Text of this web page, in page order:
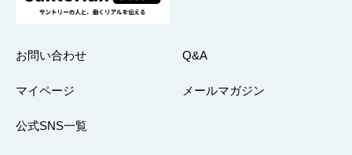
お問い合わせ Q&A
マイページ メールマガジン
公式SNS一覧